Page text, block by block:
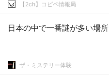
【2ch】コピペ情報局
日本の中で一番謎が多い場所
ザ・ミステリー体験